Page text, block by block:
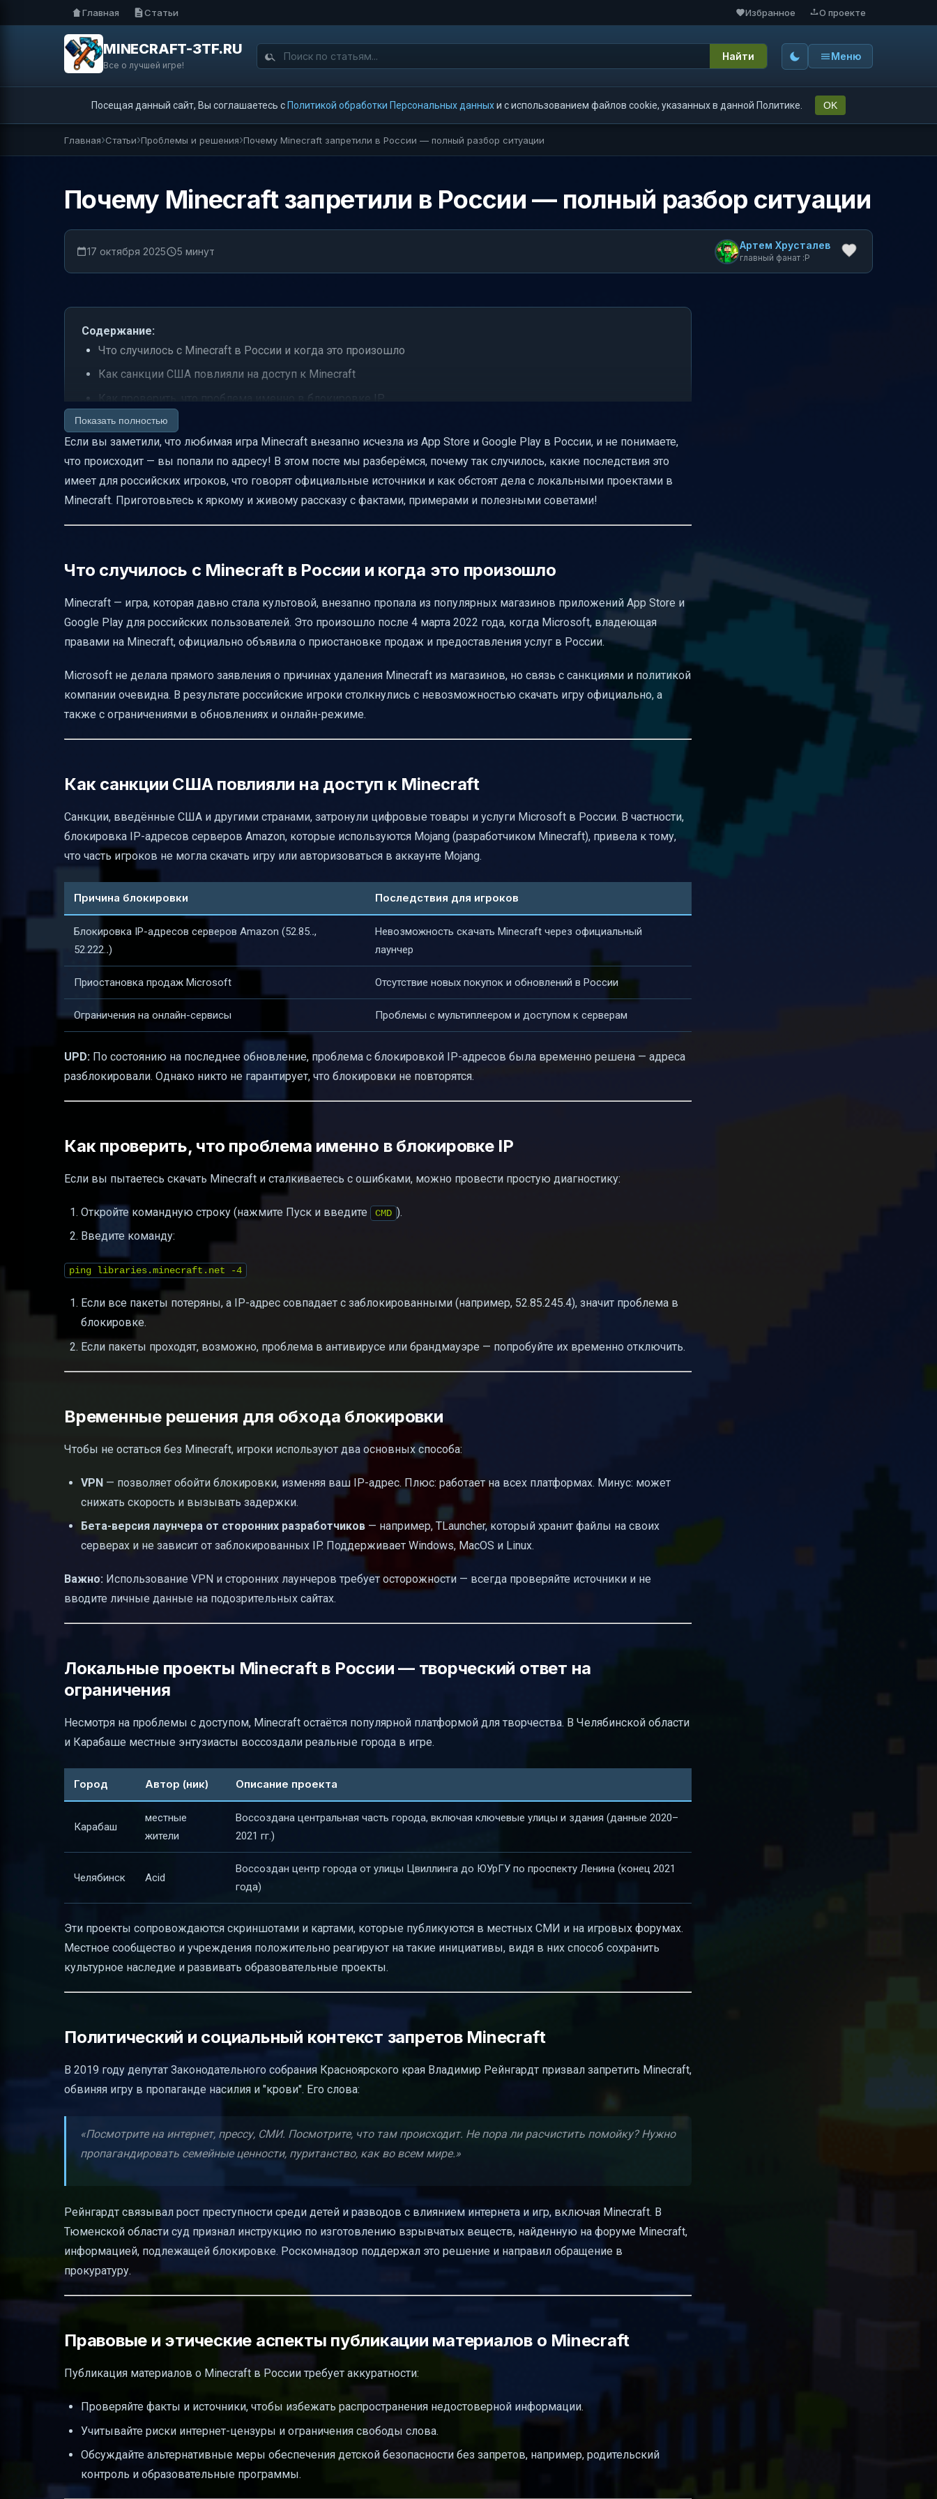
Главная Статьи Избранное О проекте
MINECRAFT-3TF.RU
Все о лучшей игре!
Найти Меню
Посещая данный сайт, Вы соглашаетесь с Политикой обработки Персональных данныхи с использованием файлов cookie, указанных в данной Политике. OK
Главная Статьи Проблемы и решения Почему Minecraft запретили в России — полный разбор ситуации
Почему Minecraft запретили в России — полный разбор ситуации
17 октября 2025 5 минут Артем Хрусталев
главный фанат :P
Содержание:
Что случилось с Minecraft в России и когда это произошло
Как санкции США повлияли на доступ к Minecraft
Как проверить, что проблема именно в блокировке IP
Временные решения для обхода блокировки
Локальные проекты Minecraft в России — творческий ответ на ограничения
Политический и социальный контекст запретов Minecraft
Правовые и этические аспекты публикации материалов о Minecraft
Полезные ссылки
Показать полностью
Если вы заметили, что любимая игра Minecraft внезапно исчезла из App Store и Google Play в России, и не понимаете,
что происходит — вы попали по адресу! В этом посте мы разберёмся, почему так случилось, какие последствия это
имеет для российских игроков, что говорят официальные источники и как обстоят дела с локальными проектами в
Minecraft. Приготовьтесь к яркому и живому рассказу с фактами, примерами и полезными советами!
Что случилось с Minecraft в России и когда это произошло
Minecraft — игра, которая давно стала культовой, внезапно пропала из популярных магазинов приложений App Store и
Google Play для российских пользователей. Это произошло после 4 марта 2022 года, когда Microsoft, владеющая
правами на Minecraft, официально объявила о приостановке продаж и предоставления услуг в России.
Microsoft не делала прямого заявления о причинах удаления Minecraft из магазинов, но связь с санкциями и политикой
компании очевидна. В результате российские игроки столкнулись с невозможностью скачать игру официально, а
также с ограничениями в обновлениях и онлайн-режиме.
Как санкции США повлияли на доступ к Minecraft
Санкции, введённые США и другими странами, затронули цифровые товары и услуги Microsoft в России. В частности,
блокировка IP-адресов серверов Amazon, которые используются Mojang (разработчиком Minecraft), привела к тому,
что часть игроков не могла скачать игру или авторизоваться в аккаунте Mojang.
Причина блокировки Последствия для игроков
Блокировка IP-адресов серверов Amazon (52.85. .,
52.222. .)
Невозможность скачать Minecraft через официальный
лаунчер
Приостановка продаж Microsoft Отсутствие новых покупок и обновлений в России
Ограничения на онлайн-сервисы Проблемы с мультиплеером и доступом к серверам
UPD: По состоянию на последнее обновление, проблема с блокировкой IP-адресов была временно решена — адреса
разблокировали. Однако никто не гарантирует, что блокировки не повторятся.
Как проверить, что проблема именно в блокировке IP
Если вы пытаетесь скачать Minecraft и сталкиваетесь с ошибками, можно провести простую диагностику:
Откройте командную строку (нажмите Пуск и введите CMD ).
Введите команду:
ping libraries.minecraft.net -4
Если все пакеты потеряны, а IP-адрес совпадает с заблокированными (например, 52.85.245.4), значит проблема в
блокировке.
Если пакеты проходят, возможно, проблема в антивирусе или брандмауэре — попробуйте их временно отключить.
Временные решения для обхода блокировки
Чтобы не остаться без Minecraft, игроки используют два основных способа:
VPN — позволяет обойти блокировки, изменяя ваш IP-адрес. Плюс: работает на всех платформах. Минус: может
снижать скорость и вызывать задержки.
Бета-версия лаунчера от сторонних разработчиков — например, TLauncher, который хранит файлы на своих
серверах и не зависит от заблокированных IP. Поддерживает Windows, MacOS и Linux.
Важно: Использование VPN и сторонних лаунчеров требует осторожности — всегда проверяйте источники и не
вводите личные данные на подозрительных сайтах.
Локальные проекты Minecraft в России — творческий ответ на
ограничения
Несмотря на проблемы с доступом, Minecraft остаётся популярной платформой для творчества. В Челябинской области
и Карабаше местные энтузиасты воссоздали реальные города в игре.
Город Автор (ник) Описание проекта
Карабаш
местные
жители
Воссоздана центральная часть города, включая ключевые улицы и здания (данные 2020–
2021 гг.)
Челябинск Acid
Воссоздан центр города от улицы Цвиллинга до ЮУрГУ по проспекту Ленина (конец 2021
года)
Эти проекты сопровождаются скриншотами и картами, которые публикуются в местных СМИ и на игровых форумах.
Местное сообщество и учреждения положительно реагируют на такие инициативы, видя в них способ сохранить
культурное наследие и развивать образовательные проекты.
Политический и социальный контекст запретов Minecraft
В 2019 году депутат Законодательного собрания Красноярского края Владимир Рейнгардт призвал запретить Minecraft,
обвиняя игру в пропаганде насилия и "крови". Его слова:
«Посмотрите на интернет, прессу, СМИ. Посмотрите, что там происходит. Не пора ли расчистить помойку? Нужно
пропагандировать семейные ценности, пуританство, как во всем мире.»
Рейнгардт связывал рост преступности среди детей и разводов с влиянием интернета и игр, включая Minecraft. В
Тюменской области суд признал инструкцию по изготовлению взрывчатых веществ, найденную на форуме Minecraft,
информацией, подлежащей блокировке. Роскомнадзор поддержал это решение и направил обращение в
прокуратуру.
Правовые и этические аспекты публикации материалов о Minecraft
Публикация материалов о Minecraft в России требует аккуратности:
Проверяйте факты и источники, чтобы избежать распространения недостоверной информации.
Учитывайте риски интернет-цензуры и ограничения свободы слова.
Обсуждайте альтернативные меры обеспечения детской безопасности без запретов, например, родительский
контроль и образовательные программы.